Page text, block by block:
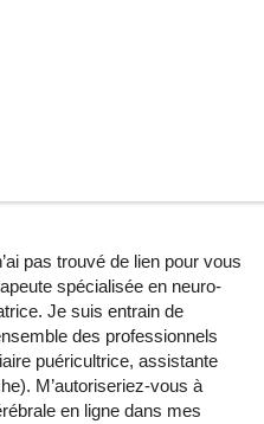
formation
pas trouvé de lien pour vous
spécialisée en neuro-
Je suis entrain de
des professionnels
puéricultrice, assistante
M’autoriseriez-vous à
en ligne dans mes